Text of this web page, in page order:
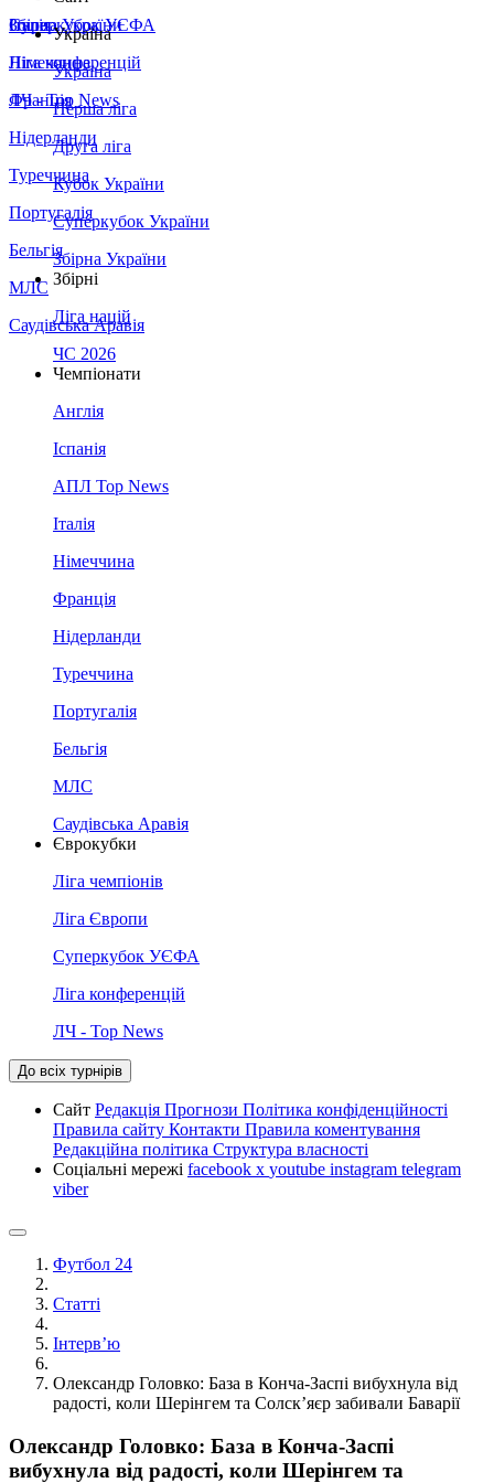
Збірна України
Італія
Німеччина
Франція
Нідерланди
Туреччина
Португалія
Бельгія
МЛС
Саудівська Аравія
Суперкубок УЄФА
Ліга конференцій
ЛЧ - Top News
Україна
Україна
Перша ліга
Друга ліга
Кубок України
Суперкубок України
Збірна України
Збірні
Ліга націй
ЧС 2026
Чемпіонати
Англія
Іспанія
АПЛ Top News
Італія
Німеччина
Франція
Нідерланди
Туреччина
Португалія
Бельгія
МЛС
Саудівська Аравія
Єврокубки
Ліга чемпіонів
Ліга Європи
Суперкубок УЄФА
Ліга конференцій
ЛЧ - Top News
До всіх турнірів
Сайт Редакція Прогнози Політика конфіденційності
Правила сайту Контакти Правила коментування
Редакційна політика Структура власності
Соціальні мережі facebook x youtube instagram telegram
viber
Футбол 24
Статті
Інтерв’ю
Олександр Головко: База в Конча-Заспі вибухнула від
радості, коли Шерінгем та Солск’яєр забивали Баварії
Олександр Головко: База в Конча-Заспі
вибухнула від радості, коли Шерінгем та